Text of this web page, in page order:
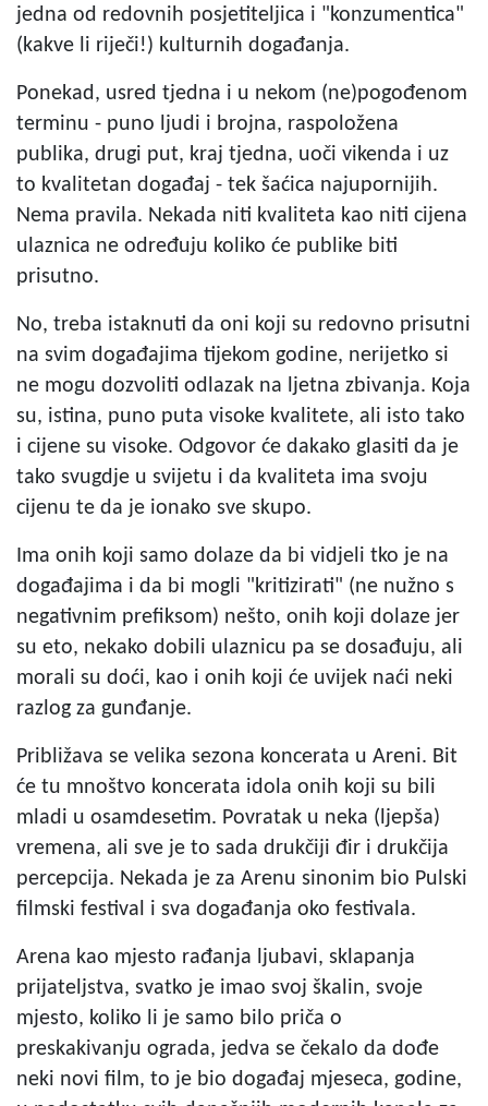
jedna od redovnih posjetiteljica i "konzumentica"
(kakve li riječi!) kulturnih događanja.
Ponekad, usred tjedna i u nekom (ne)pogođenom
terminu - puno ljudi i brojna, raspoložena
publika, drugi put, kraj tjedna, uoči vikenda i uz
to kvalitetan događaj - tek šaćica najupornijih.
Nema pravila. Nekada niti kvaliteta kao niti cijena
ulaznica ne određuju koliko će publike biti
prisutno.
No, treba istaknuti da oni koji su redovno prisutni
na svim događajima tijekom godine, nerijetko si
ne mogu dozvoliti odlazak na ljetna zbivanja. Koja
su, istina, puno puta visoke kvalitete, ali isto tako
i cijene su visoke. Odgovor će dakako glasiti da je
tako svugdje u svijetu i da kvaliteta ima svoju
cijenu te da je ionako sve skupo.
Ima onih koji samo dolaze da bi vidjeli tko je na
događajima i da bi mogli "kritizirati" (ne nužno s
negativnim prefiksom) nešto, onih koji dolaze jer
su eto, nekako dobili ulaznicu pa se dosađuju, ali
morali su doći, kao i onih koji će uvijek naći neki
razlog za gunđanje.
Približava se velika sezona koncerata u Areni. Bit
će tu mnoštvo koncerata idola onih koji su bili
mladi u osamdesetim. Povratak u neka (ljepša)
vremena, ali sve je to sada drukčiji đir i drukčija
percepcija. Nekada je za Arenu sinonim bio Pulski
filmski festival i sva događanja oko festivala.
Arena kao mjesto rađanja ljubavi, sklapanja
prijateljstva, svatko je imao svoj škalin, svoje
mjesto, koliko li je samo bilo priča o
preskakivanju ograda, jedva se čekalo da dođe
neki novi film, to je bio događaj mjeseca, godine,